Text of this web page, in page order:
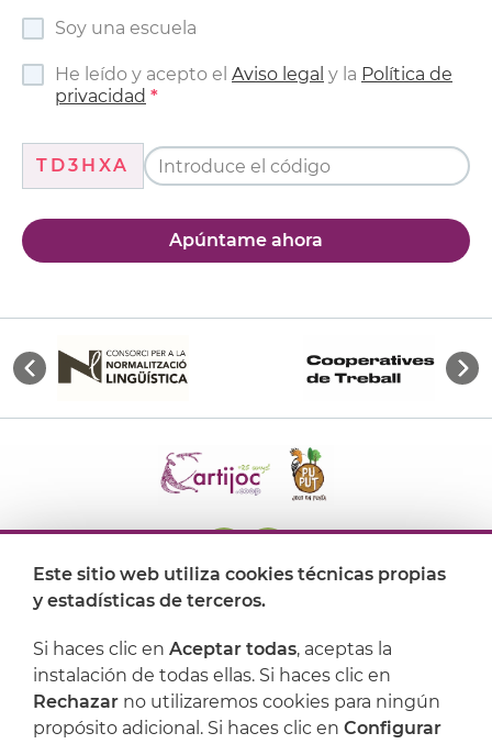
Soy una escuela
He leído y acepto el Aviso legal y la Política de
privacidad
TD3HXA
Apúntame ahora
Dónde encontrarnos
Artijoc
Soporte
Este sitio web utiliza cookies técnicas propias
y estadísticas de terceros.
Si haces clic en Aceptar todas, aceptas la
instalación de todas ellas. Si haces clic en
Rechazar no utilizaremos cookies para ningún
propósito adicional. Si haces clic en Configurar